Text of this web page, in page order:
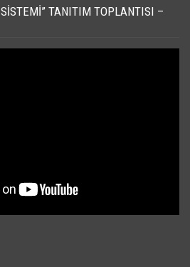
TANITIM TOPLANTISI –